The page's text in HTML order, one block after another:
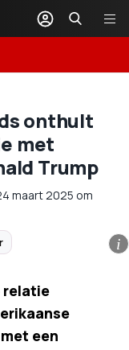
onthult
met
Trump
maart 2025 om
i
relatie
een